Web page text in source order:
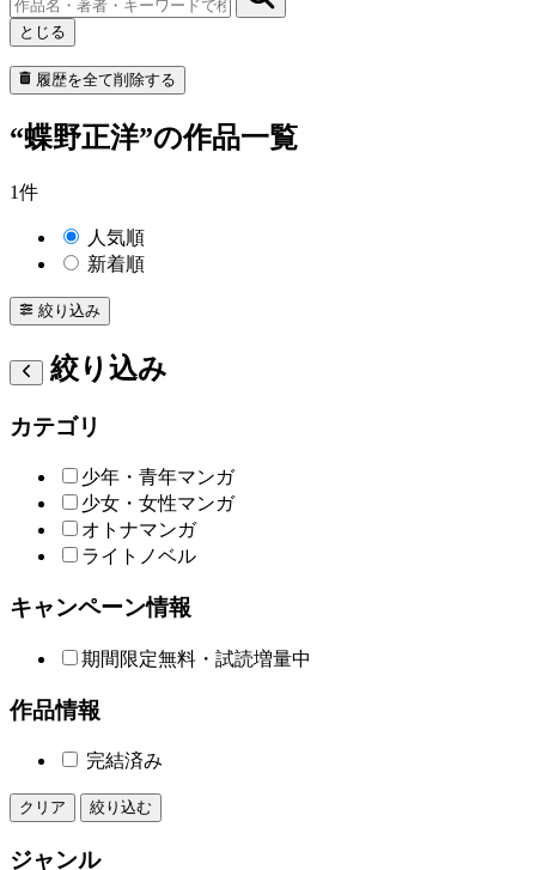
とじる
履歴を全て削除する
“蝶野正洋”の作品一覧
1件
人気順
新着順
絞り込み
絞り込み
カテゴリ
少年・青年マンガ
少女・女性マンガ
オトナマンガ
ライトノベル
キャンペーン情報
期間限定無料・試読増量中
作品情報
完結済み
クリア 絞り込む
ジャンル